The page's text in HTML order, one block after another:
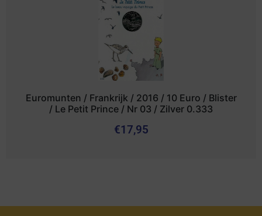
Euromunten / Frankrijk / 2016 / 10 Euro / Blister
/ Le Petit Prince / Nr 03 / Zilver 0.333
€17,95